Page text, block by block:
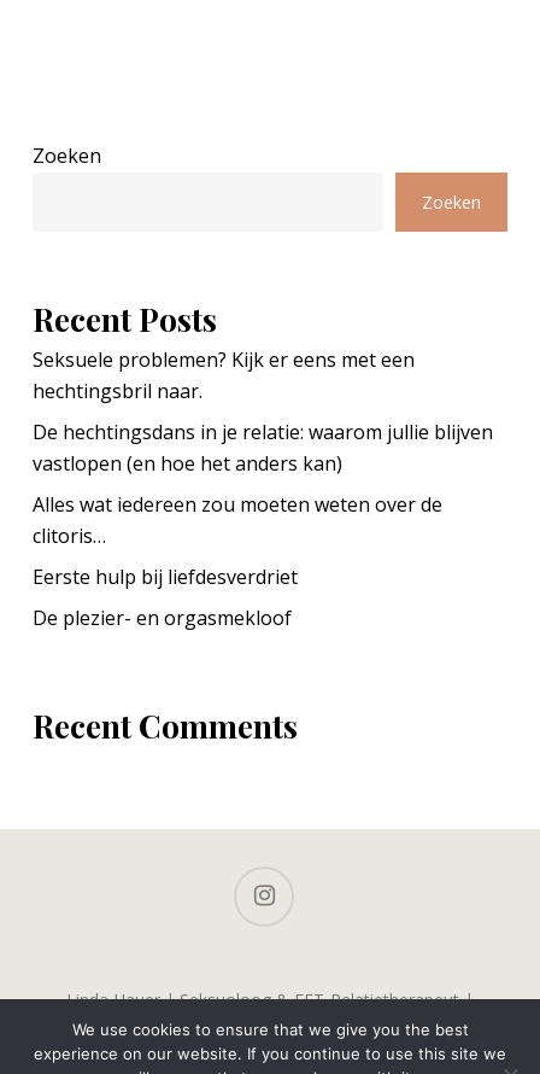
Zoeken
Zoeken
Recent Posts
Seksuele problemen? Kijk er eens met een
hechtingsbril naar.
De hechtingsdans in je relatie: waarom jullie blijven
vastlopen (en hoe het anders kan)
Alles wat iedereen zou moeten weten over de
clitoris…
Eerste hulp bij liefdesverdriet
De plezier- en orgasmekloof
Recent Comments
Linda Hauer | Seksuoloog & EFT-Relatietherapeut |
Buurkerkhof 5, 3511 KC Utrecht | contact@lindahauer.nl |
www.LindaHauer.nl | Werkdagen: ma, di, woe, vrij.
We use cookies to ensure that we give you the best
experience on our website. If you continue to use this site we